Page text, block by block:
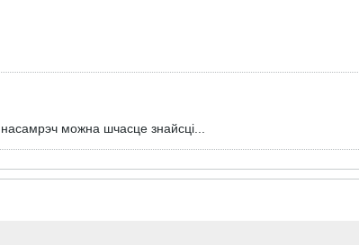
можна шчасце знайсцi...